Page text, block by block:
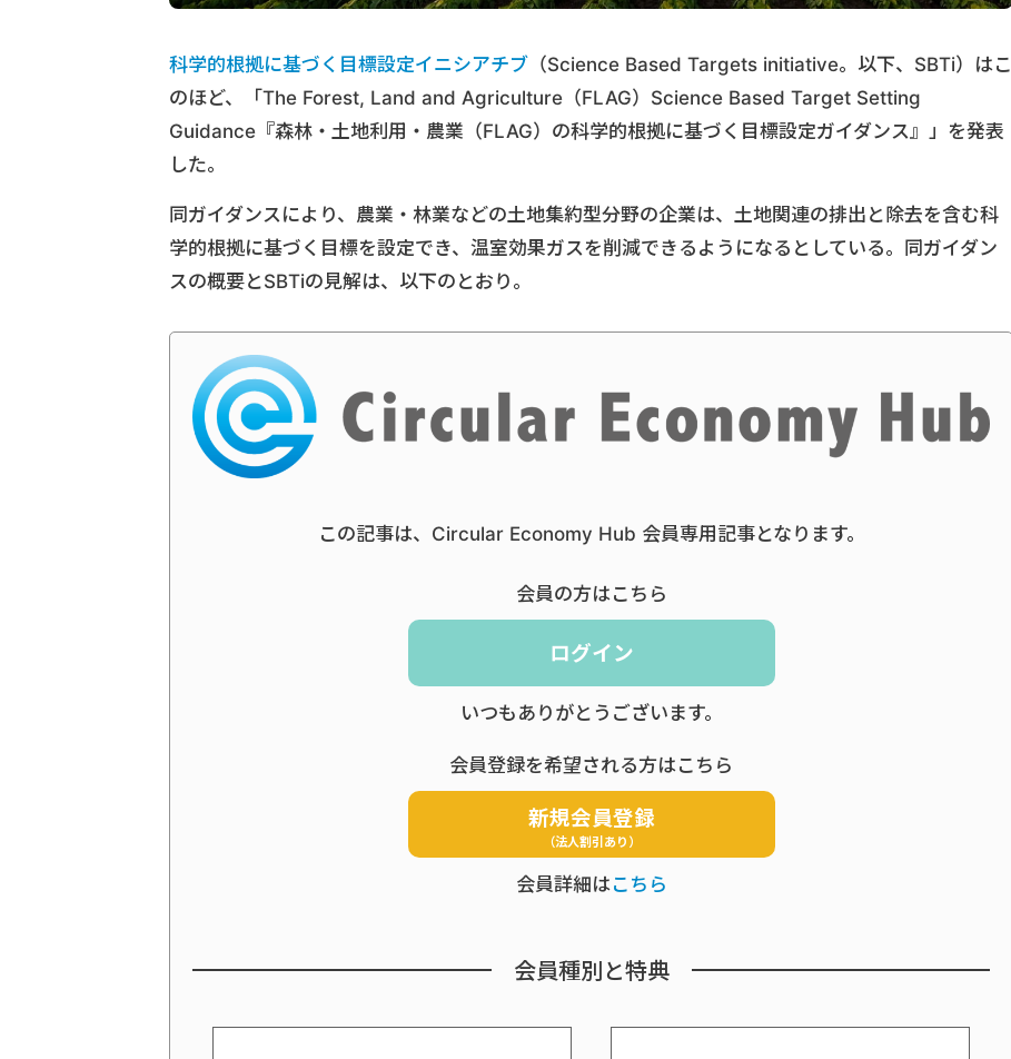
科学的根拠に基づく目標設定イニシアチブ （Science Based Targets initiative。以下、SBTi）はこ
のほど、「The Forest, Land and Agriculture（FLAG）Science Based Target Setting
Guidance『森林・土地利用・農業（FLAG）の科学的根拠に基づく目標設定ガイダンス』」を発表
した。
同ガイダンスにより、農業・林業などの土地集約型分野の企業は、土地関連の排出と除去を含む科
学的根拠に基づく目標を設定でき、温室効果ガスを削減できるようになるとしている。同ガイダン
スの概要とSBTiの見解は、以下のとおり。
この記事は、Circular Economy Hub 会員専用記事となります。
会員の方はこちら
ログイン
いつもありがとうございます。
会員登録を希望される方はこちら
新規会員登録
（法人割引あり）
会員詳細はこちら
会員種別と特典